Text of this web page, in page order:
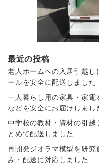
最近の投稿
老人ホームへの入居引越し
ールを安全に配送しました
一人暮らし用の家具・家
などを安全にお届けしまし
中学校の教材・資材の引越
とめて配送しました
再開発ジオラマ模型を研究
み・配送に対応しました